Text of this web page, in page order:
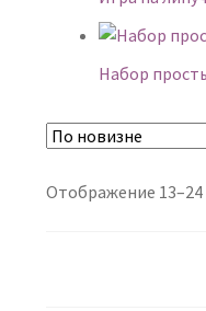
Набор
Отображение 13–24